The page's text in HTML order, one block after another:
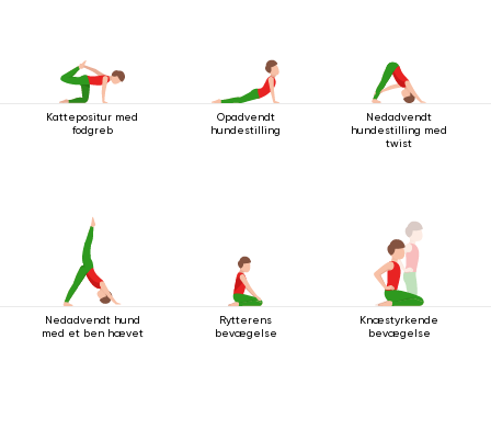
Kattepositur med
fodgreb
Opadvendt
hundestilling
Nedadvendt
hundestilling med
twist
Nedadvendt hund
med et ben hævet
Rytterens
bevægelse
Knæstyrkende
bevægelse